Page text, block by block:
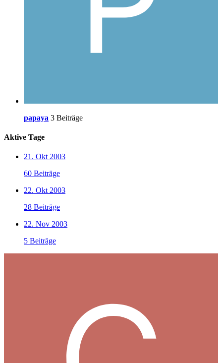
papaya 3 Beiträge
Aktive Tage
21. Okt 2003
60 Beiträge
22. Okt 2003
28 Beiträge
22. Nov 2003
5 Beiträge